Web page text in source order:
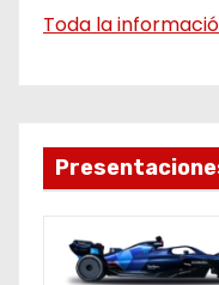
Toda la